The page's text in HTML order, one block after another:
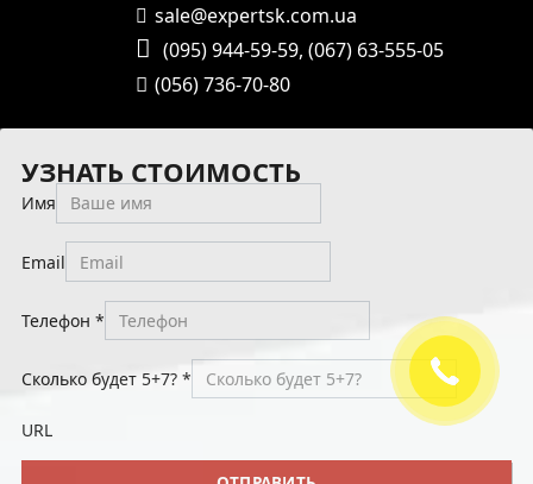
sale@expertsk.com.ua
(095) 944-59-59, (067) 63-555-05
(056) 736-70-80
УЗНАТЬ СТОИМОСТЬ
Имя
Email
Телефон *
Сколько будет 5+7? *
URL